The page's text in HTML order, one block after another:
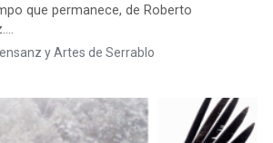
que permanece, de Roberto
y Artes de Serrablo